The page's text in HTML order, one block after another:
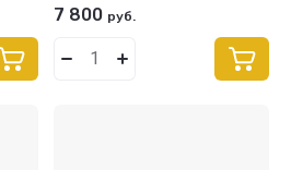
7 800 руб.